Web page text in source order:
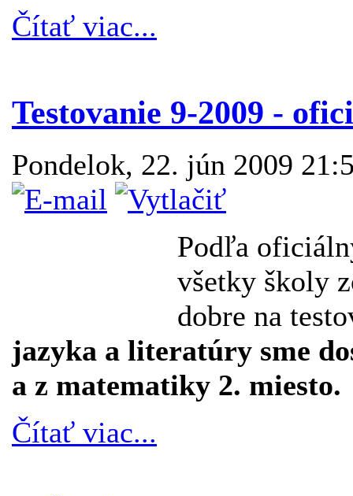
Čítať viac...
Testovanie 9-2009 -
Pondelok, 22. jún 2009
Podľa
všetky školy
dobre na
jazyka a literatúry sme
a z matematiky 2. miesto.
Čítať viac...